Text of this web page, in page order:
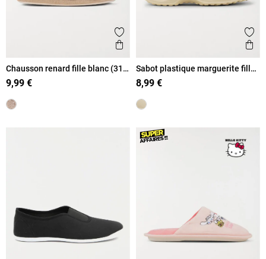
Ajouter aux favoris
Aperçu rapide
Chausson renard fille blanc (31-
35)
9,99 €
Sabot plastique marguerite fille
(31-36)
8,99 €